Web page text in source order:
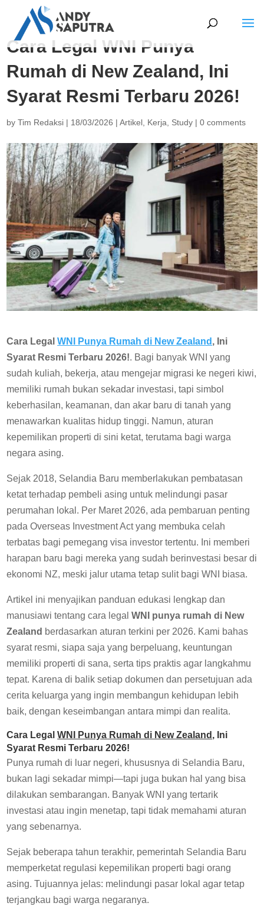
Cara Legal WNI Punya
Rumah di New Zealand, Ini
Syarat Resmi Terbaru 2026!
byTim Redaksi | 18/03/2026 |Artikel Kerja Study |0 comments
Cara LegalWNI Punya Rumah di New Zealand , Ini
Syarat Resmi Terbaru 2026!. Bagi banyak WNI yang
sudah kuliah, bekerja, atau mengejar migrasi ke negeri kiwi,
memiliki rumah bukan sekadar investasi, tapi simbol
keberhasilan, keamanan, dan akar baru di tanah yang
menawarkan kualitas hidup tinggi. Namun, aturan
kepemilikan properti di sini ketat, terutama bagi warga
negara asing.
Sejak 2018, Selandia Baru memberlakukan pembatasan
ketat terhadap pembeli asing untuk melindungi pasar
perumahan lokal. Per Maret 2026, ada pembaruan penting
pada Overseas Investment Act yang membuka celah
terbatas bagi pemegang visa investor tertentu. Ini memberi
harapan baru bagi mereka yang sudah berinvestasi besar di
ekonomi NZ, meski jalur utama tetap sulit bagi WNI biasa.
Artikel ini menyajikan panduan edukasi lengkap dan
manusiawi tentang cara legalWNI punya rumah di New
Zealand berdasarkan aturan terkini per 2026. Kami bahas
syarat resmi, siapa saja yang berpeluang, keuntungan
memiliki properti di sana, serta tips praktis agar langkahmu
tepat. Karena di balik setiap dokumen dan persetujuan ada
cerita keluarga yang ingin membangun kehidupan lebih
baik, dengan keseimbangan antara mimpi dan realita.
Cara LegalWNI Punya Rumah di New Zealand , Ini
Syarat Resmi Terbaru 2026!
Punya rumah di luar negeri, khususnya di Selandia Baru,
bukan lagi sekadar mimpi—tapi juga bukan hal yang bisa
dilakukan sembarangan. Banyak WNI yang tertarik
investasi atau ingin menetap, tapi tidak memahami aturan
yang sebenarnya.
Sejak beberapa tahun terakhir, pemerintah Selandia Baru
memperketat regulasi kepemilikan properti bagi orang
asing. Tujuannya jelas: melindungi pasar lokal agar tetap
terjangkau bagi warga negaranya.